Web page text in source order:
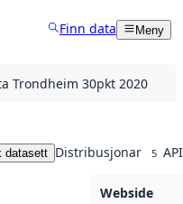
Finn data Meny
Trondheim 30pkt 2020
datasett Distribusjonar 5
Webside